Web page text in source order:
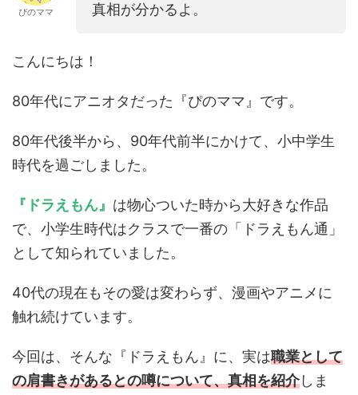
ぴのママ
真相が分かるよ。
こんにちは！
80年代にアニオタだった『ぴのママ』です。
80年代後半から、90年代前半にかけて、小中学生
時代を過ごしました。
『ドラえもん』 は物心ついた時から大好きな作品
で、小学生時代はクラスで一番の「ドラえもん通」
として知られていました。
40代の現在もその愛は変わらず、漫画やアニメに
触れ続けています。
今回は、そんな『ドラえもん』に、実は職業として
の肩書きがあるとの噂について、真相を紹介しま